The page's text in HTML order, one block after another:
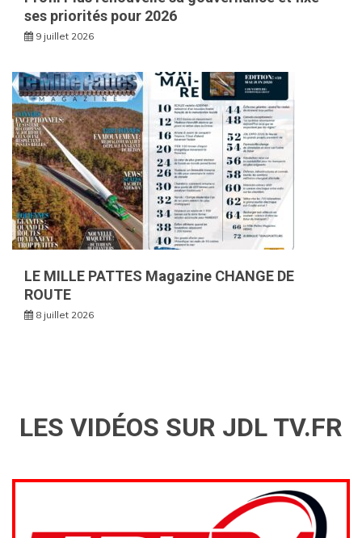
ses priorités pour 2026
9 juillet 2026
LE MILLE PATTES Magazine CHANGE DE
ROUTE
8 juillet 2026
LES VIDÉOS SUR JDL TV.FR